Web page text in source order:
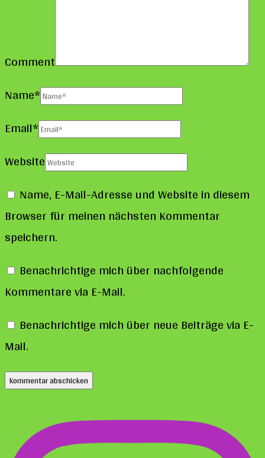
Comment
Name*
Email*
Website
Name, E-Mail-Adresse und Website in diesem
Browser für meinen nächsten Kommentar
speichern.
Benachrichtige mich über nachfolgende
Kommentare via E-Mail.
Benachrichtige mich über neue Beiträge via E-
Mail.